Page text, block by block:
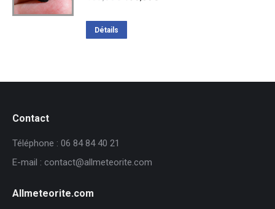
Détails
Contact
Téléphone : 06 84 84 40 21
E-mail : contact@allmeteorite.com
Allmeteorite.com